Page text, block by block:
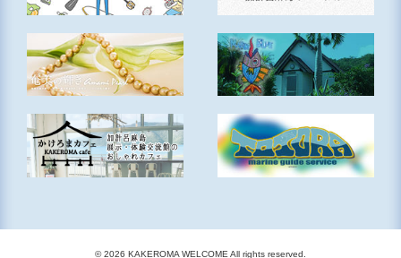
© 2026 KAKEROMA WELCOME All rights reserved.